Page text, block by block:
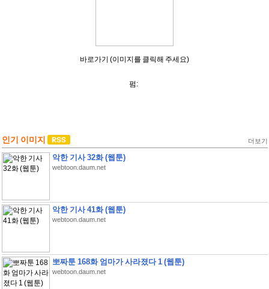
바로가기 (이미지를 클릭해 주세요)
펌:
인기 이미지 더보기
악한 기사 32화 (웹툰)
webtoon.daum.net
악한 기사 41화 (웹툰)
webtoon.daum.net
뽀짜툰 168화 엄마가 사라졌다 1 (웹툰)
webtoon.daum.net